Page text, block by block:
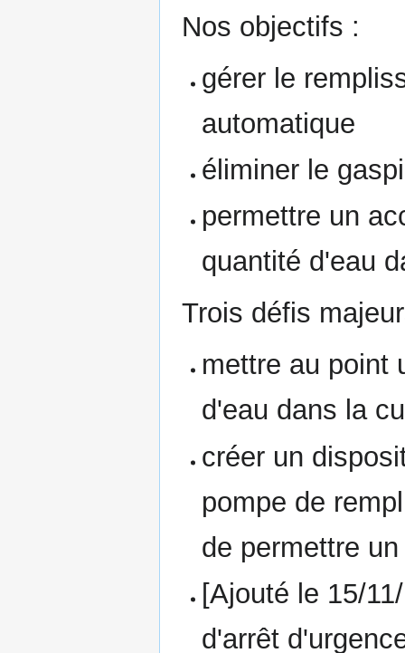
Nos objectifs :
gérer le
automatique
éliminer le
permettre un
quantité d'eau
Trois défis
mettre au point
d'eau dans la
créer un
pompe de
de permettre
[Ajouté le 15/
d'arrêt